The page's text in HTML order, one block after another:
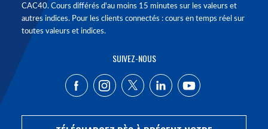
CAC40. Cours différés d'au moins 15 minutes sur les valeurs et
autres indices. Pour les clients connectés : cours en temps réel sur
toutes valeurs et indices.
SUIVEZ-NOUS